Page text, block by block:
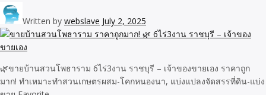
Written by webslave July 2, 2025
🌿ขายบ้านสวนโพธาราม 6ไร่3งาน ราชบุรี – เจ้าของขายเอง ราคาถูก
มาก! ทำเหมาะทำสวนเกษตรผสม-โคกหนองนา, แบ่งแปลงจัดสรรที่ดิน-แบ่ง